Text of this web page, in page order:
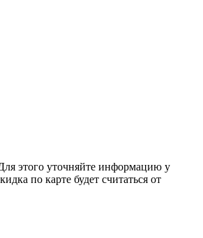
этого уточняйте информацию у
по карте будет считаться от